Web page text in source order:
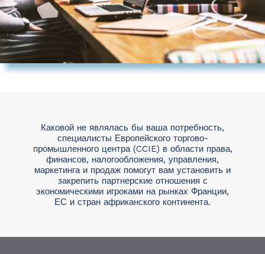
Каковой не являлась бы ваша потребность,
специалисты Европейского торгово-
промышленного центра (CCIE) в области права,
финансов, налогообложения, управления,
маркетинга и продаж помогут вам установить и
закрепить партнерские отношения с
экономическими игроками на рынках Франции,
ЕС и стран африканского континента.